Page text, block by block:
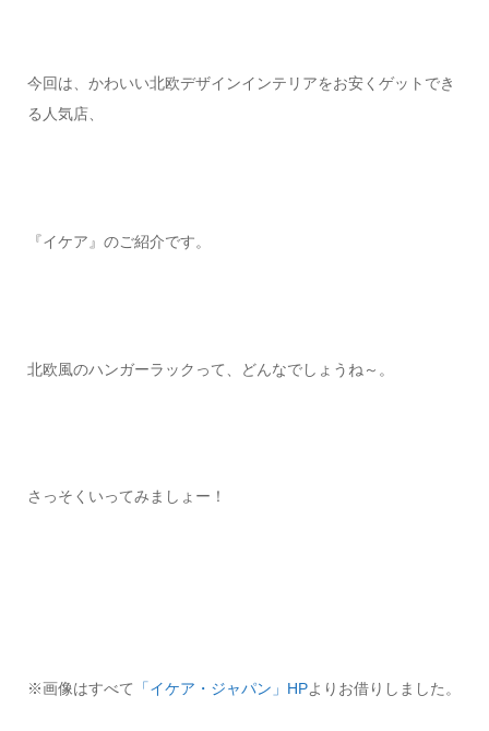
今回は、かわいい北欧デザインインテリアをお安くゲットでき
る人気店、
『イケア』のご紹介です。
北欧風のハンガーラックって、どんなでしょうね～。
さっそくいってみましょー！
※画像はすべて 「イケア・ジャパン」HPよりお借りしました。